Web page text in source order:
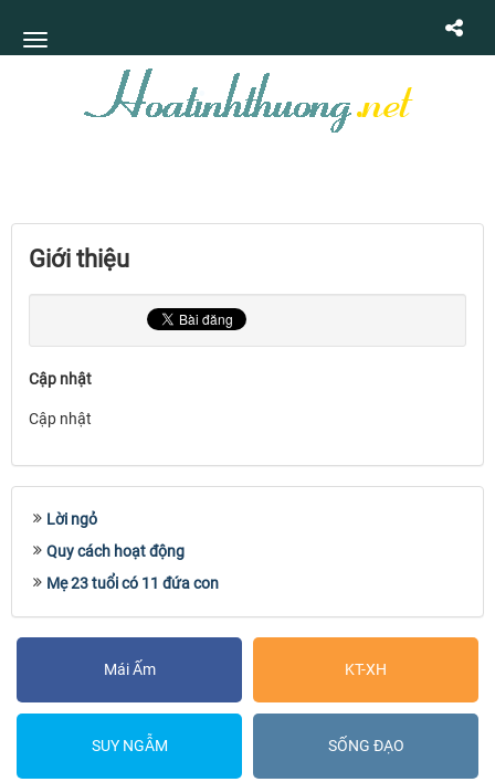
Giới thiệu
Cập nhật
Cập nhật
Lời ngỏ
Quy cách hoạt động
Mẹ 23 tuổi có 11 đứa con
Mái Ấm KT-XH
SUY NGẪM SỐNG ĐẠO